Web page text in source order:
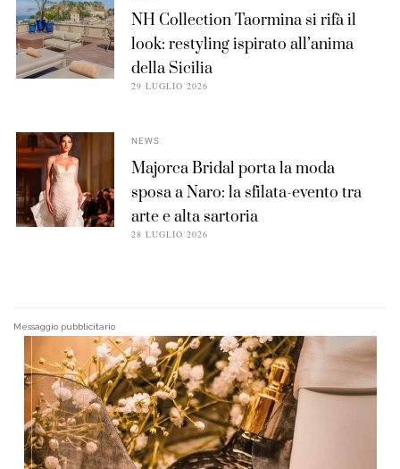
NH Collection Taormina si rifà il
look: restyling ispirato all’anima
della Sicilia
29 LUGLIO 2026
NEWS
Majorca Bridal porta la moda
sposa a Naro: la sfilata-evento tra
arte e alta sartoria
28 LUGLIO 2026
Messaggio pubblicitario